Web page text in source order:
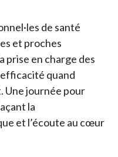
de santé
et proches
prise en charge des
quand
Une journée pour
la
et l’écoute au cœur